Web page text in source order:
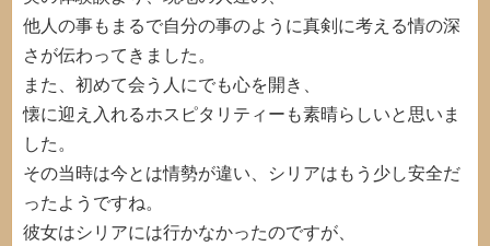
他人の事もまるで自分の事のように真剣に考える情の深
さが伝わってきました。
また、初めて会う人にでも心を開き、
懐に迎え入れるホスピタリティーも素晴らしいと思いま
した。
その当時は今とは情勢が違い、シリアはもう少し安全だ
ったようですね。
彼女はシリアには行かなかったのですが、